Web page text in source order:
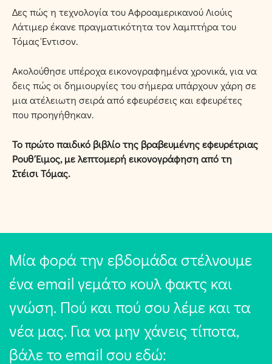
Δες πώς η τεχνολογία του Αφροαμερικανού Λιούις
Λάτιμερ έκανε πραγματικότητα τον λαμπτήρα του
Τόμας Έντισον.
Ακολούθησε υπέροχα εικονογραφημένα χρονικά, για να
δεις πώς οι δημιουργίες του σήμερα υπάρχουν χάρη σε
μια ατέλειωτη σειρά από εφευρέσεις και εφευρέτες
που προηγήθηκαν.
Το πρώτο παιδικό βιβλίο της βραβευμένης εφευρέτριας
Ρουθ Έιμος, με λεπτομερή εικονογράφηση από τη
Στέισι Τόμας.
Μία φορά την εβδομάδα στέλνουμε
ένα email γεμάτο κουλ φακτς και
γνώση. Πού και πού σου λέμε και τα
νέα μας. Για να μην χάνεις τίποτα,
βάλε το email σου εδώ: